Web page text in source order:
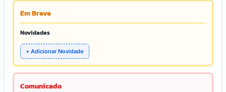
Em Breve
Novidades
+ Adicionar Novidade
Comunicado